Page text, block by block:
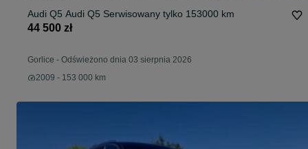
Audi Q5 Audi Q5 Serwisowany tylko 153000 km
44 500 zł
Gorlice - Odświeżono dnia 03 sierpnia 2026
2009 - 153 000 km